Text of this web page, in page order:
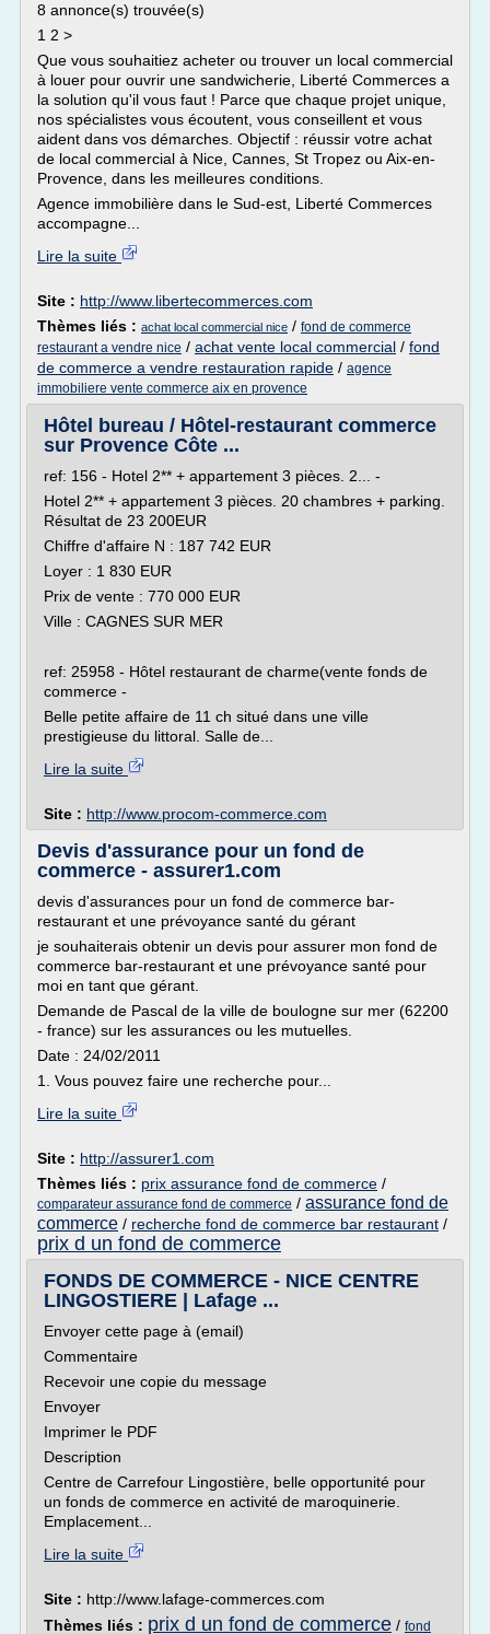
8 annonce(s) trouvée(s)
1 2 >
Que vous souhaitiez acheter ou trouver un local commercial
à louer pour ouvrir une sandwicherie, Liberté Commerces a
la solution qu'il vous faut ! Parce que chaque projet unique,
nos spécialistes vous écoutent, vous conseillent et vous
aident dans vos démarches. Objectif : réussir votre achat
de local commercial à Nice, Cannes, St Tropez ou Aix-en-
Provence, dans les meilleures conditions.
Agence immobilière dans le Sud-est, Liberté Commerces
accompagne...
Lire la suite
Site : http://www.libertecommerces.com
Thèmes liés : achat local commercial nice / fond de commerce
restaurant a vendre nice / achat vente local commercial / fond
de commerce a vendre restauration rapide / agence
immobiliere vente commerce aix en provence
Hôtel bureau / Hôtel-restaurant commerce
sur Provence Côte ...
ref: 156 - Hotel 2** + appartement 3 pièces. 2... -
Hotel 2** + appartement 3 pièces. 20 chambres + parking.
Résultat de 23 200EUR
Chiffre d'affaire N : 187 742 EUR
Loyer : 1 830 EUR
Prix de vente : 770 000 EUR
Ville : CAGNES SUR MER
ref: 25958 - Hôtel restaurant de charme(vente fonds de
commerce -
Belle petite affaire de 11 ch situé dans une ville
prestigieuse du littoral. Salle de...
Lire la suite
Site : http://www.procom-commerce.com
Devis d'assurance pour un fond de
commerce - assurer1.com
devis d'assurances pour un fond de commerce bar-
restaurant et une prévoyance santé du gérant
je souhaiterais obtenir un devis pour assurer mon fond de
commerce bar-restaurant et une prévoyance santé pour
moi en tant que gérant.
Demande de Pascal de la ville de boulogne sur mer (62200
- france) sur les assurances ou les mutuelles.
Date : 24/02/2011
1. Vous pouvez faire une recherche pour...
Lire la suite
Site : http://assurer1.com
Thèmes liés : prix assurance fond de commerce /
comparateur assurance fond de commerce / assurance fond de
commerce / recherche fond de commerce bar restaurant /
prix d un fond de commerce
FONDS DE COMMERCE - NICE CENTRE
LINGOSTIERE | Lafage ...
Envoyer cette page à (email)
Commentaire
Recevoir une copie du message
Envoyer
Imprimer le PDF
Description
Centre de Carrefour Lingostière, belle opportunité pour
un fonds de commerce en activité de maroquinerie.
Emplacement...
Lire la suite
Site : http://www.lafage-commerces.com
Thèmes liés : prix d un fond de commerce / fond